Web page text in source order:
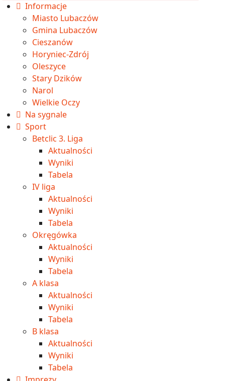
Informacje
Miasto Lubaczów
Gmina Lubaczów
Cieszanów
Horyniec-Zdrój
Oleszyce
Stary Dzików
Narol
Wielkie Oczy
Na sygnale
Sport
Betclic 3. Liga
Aktualności
Wyniki
Tabela
IV liga
Aktualności
Wyniki
Tabela
Okręgówka
Aktualności
Wyniki
Tabela
A klasa
Aktualności
Wyniki
Tabela
B klasa
Aktualności
Wyniki
Tabela